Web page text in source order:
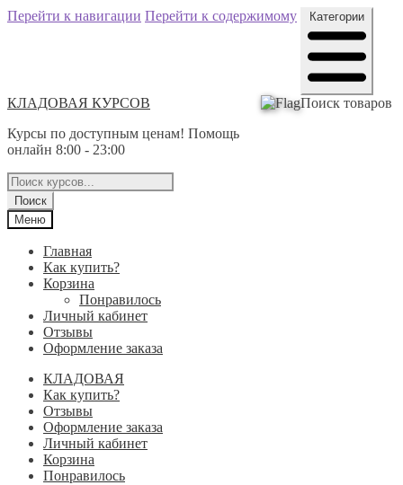
Перейти к навигации Перейти к содержимому
КЛАДОВАЯ КУРСОВ
Курсы по доступным ценам! Помощь
онлайн 8:00 - 23:00
Категории
Поиск товаров
Поиск
Меню
Главная
Как купить?
Корзина
Понравилось
Личный кабинет
Отзывы
Оформление заказа
КЛАДОВАЯ
Как купить?
Отзывы
Оформление заказа
Личный кабинет
Корзина
Понравилось